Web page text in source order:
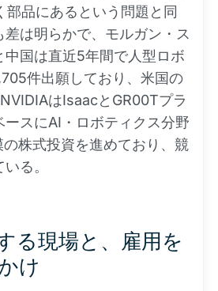
部品にあるという問題と同
は明らかで、モルガン・ス
中国は直近5年間で人型ロボ
件出願しており、米国の
はIsaacとGR00Tプラ
ースにAI・ロボティクス分野
株式投資を進めており、競
る。
る現場と、雇用を
け